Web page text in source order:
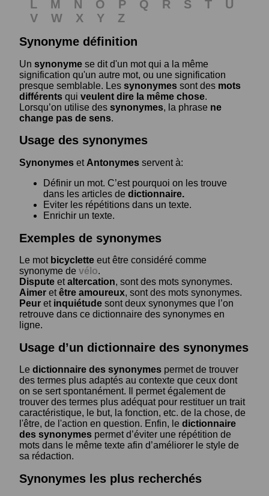
L M N O P Q R S T
U
V
W X Y
Z
Synonyme définition
Un synonyme se dit d'un mot qui a la même
signification qu'un autre mot, ou une signification
presque semblable. Les synonymes sont des mots
différents qui veulent dire la même chose.
Lorsqu’on utilise des synonymes, la phrase ne
change pas de sens.
Usage des synonymes
Synonymes et Antonymes servent à:
Définir un mot. C’est pourquoi on les trouve
dans les articles de dictionnaire.
Eviter les répétitions dans un texte.
Enrichir un texte.
Exemples de synonymes
Le mot bicyclette eut être considéré comme
synonyme de vélo.
Dispute etaltercation, sont des mots synonymes.
Aimer etêtre amoureux, sont des mots synonymes.
Peur et inquiétude sont deux synonymes que l’on
retrouve dans ce dictionnaire des synonymes en
ligne.
Usage d’un dictionnaire des synonymes
Le dictionnaire des synonymes permet de trouver
des termes plus adaptés au contexte que ceux dont
on se sert spontanément. Il permet également de
trouver des termes plus adéquat pour restituer un trait
caractéristique, le but, la fonction, etc. de la chose, de
l'être, de l'action en question. Enfin, le dictionnaire
des synonymes permet d’éviter une répétition de
mots dans le même texte afin d’améliorer le style de
sa rédaction.
Synonymes les plus recherchés